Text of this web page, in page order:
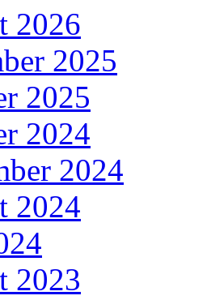
2026
2025
2025
2024
2024
2024
2023